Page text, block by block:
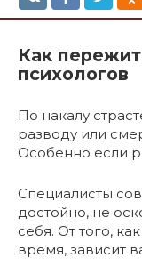
Как
психологов
По накалу
разводу или
Особенно если
Специалисты
достойно, не
себя. От того,
время, зависит